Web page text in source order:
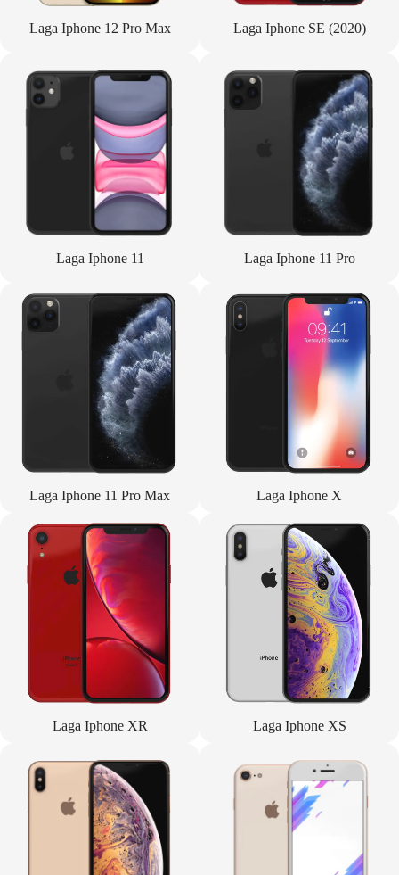
Laga Iphone 12 Pro Max Laga Iphone SE (2020)
Laga Iphone 11 Laga Iphone 11 Pro
Laga Iphone 11 Pro Max Laga Iphone X
Laga Iphone XR Laga Iphone XS